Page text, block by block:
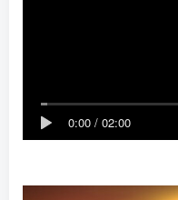
0:00 / 02:00